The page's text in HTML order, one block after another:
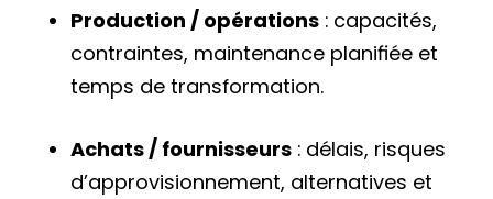
Production / opérations : capacités,
contraintes, maintenance planifiée et
temps de transformation.
Achats / fournisseurs : délais, risques
d’approvisionnement, alternatives et